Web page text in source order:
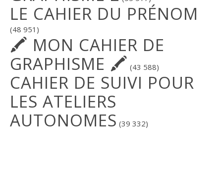
LE CAHIER DU PRÉNOM
(48 951)
🖍 MON CAHIER DE
GRAPHISME 🖍 (43 588)
CAHIER DE SUIVI POUR
LES ATELIERS
AUTONOMES (39 332)